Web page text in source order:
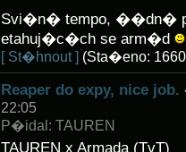
Svi�n� tempo, ��dn�
etahuj�c�ch se arm�d
[ St�hnout ] (Sta�eno:
Reaper do expy, nice job.
22:05
P�idal: TAUREN
TAUREN x Armada (TvT)